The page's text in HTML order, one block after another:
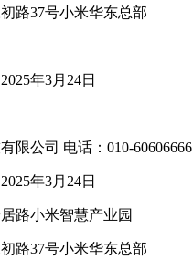
路37号小米华东总部
年3月24日
限公司 电话：010-60606666
年3月24日
路小米智慧产业园
路37号小米华东总部